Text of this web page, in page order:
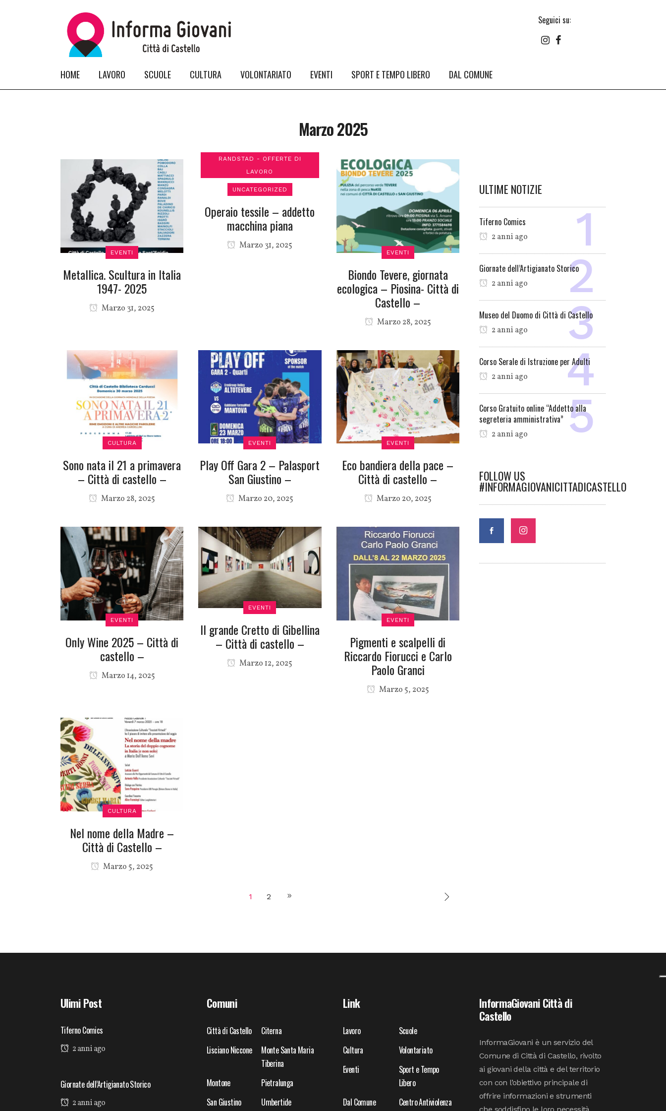
Seguici su:
HOME LAVORO SCUOLE CULTURA VOLONTARIATO EVENTI SPORT E TEMPO LIBERO DAL COMUNE
Marzo 2025
EVENTI
Metallica. Scultura in Italia
1947- 2025
Marzo 31, 2025
RANDSTAD - OFFERTE DI
LAVORO
UNCATEGORIZED
Operaio tessile – addetto
macchina piana
Marzo 31, 2025
EVENTI
Biondo Tevere, giornata
ecologica – Piosina- Città di
Castello –
Marzo 28, 2025
CULTURA
Sono nata il 21 a primavera
– Città di castello –
Marzo 28, 2025
EVENTI
Play Off Gara 2 – Palasport
San Giustino –
Marzo 20, 2025
EVENTI
Eco bandiera della pace –
Città di castello –
Marzo 20, 2025
EVENTI
Only Wine 2025 – Città di
castello –
Marzo 14, 2025
EVENTI
Il grande Cretto di Gibellina
– Città di castello –
Marzo 12, 2025
EVENTI
Pigmenti e scalpelli di
Riccardo Fiorucci e Carlo
Paolo Granci
Marzo 5, 2025
CULTURA
Nel nome della Madre –
Città di Castello –
Marzo 5, 2025
1 2
ULTIME NOTIZIE
Tiferno Comics
2 anni ago
Giornate dell’Artigianato Storico
2 anni ago
Museo del Duomo di Città di Castello
2 anni ago
Corso Serale di Istruzione per Adulti
2 anni ago
Corso Gratuito online “Addetto alla
segreteria amministrativa”
2 anni ago
FOLLOW US
#INFORMAGIOVANICITTADICASTELLO
Ulimi Post
Tiferno Comics
2 anni ago
Giornate dell’Artigianato Storico
2 anni ago
Comuni
Città di Castello
Citerna
Lisciano Niccone
Monte Santa Maria
Tiberina
Montone
Pietralunga
San Giustino
Umbertide
Link
Lavoro
Scuole
Cultura
Volontariato
Eventi
Sport e Tempo
Libero
Dal Comune
Centro Antiviolenza
InformaGiovani Città di
Castello
InformaGiovani è un servizio del
Comune di Città di Castello, rivolto
ai giovani della città e del territorio
con con l’obiettivo principale di
offrire informazioni e strumenti